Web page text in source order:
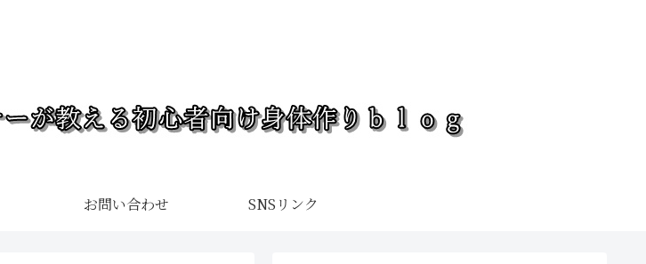
お問い合わせ SNSリンク